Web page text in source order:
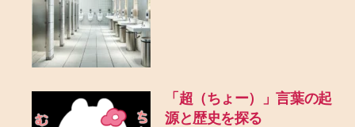
「超（ちょー）」言葉の起
源と歴史を探る